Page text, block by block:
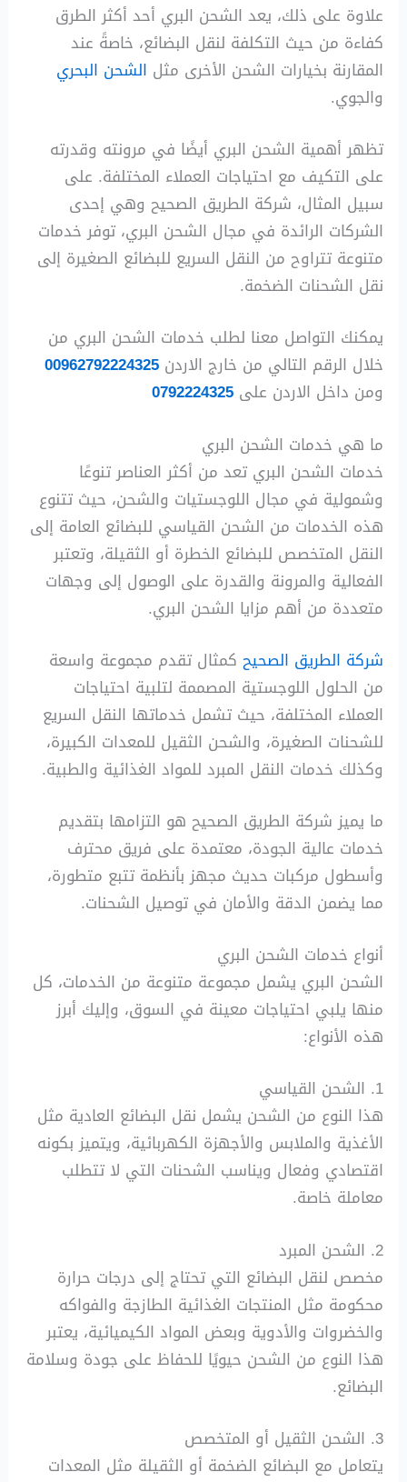
علاوة على ذلك، يعد الشحن البري أحد أكثر الطرق
كفاءة من حيث التكلفة لنقل البضائع، خاصةً عند
المقارنة بخيارات الشحن الأخرى مثل الشحن البحري
والجوي.
تظهر أهمية الشحن البري أيضًا في مرونته وقدرته
على التكيف مع احتياجات العملاء المختلفة. على
سبيل المثال، شركة الطريق الصحيح وهي إحدى
الشركات الرائدة في مجال الشحن البري، توفر خدمات
متنوعة تتراوح من النقل السريع للبضائع الصغيرة إلى
نقل الشحنات الضخمة.
يمكنك التواصل معنا لطلب خدمات الشحن البري من
خلال الرقم التالي من خارج الاردن00962792224325
ومن داخل الاردن على0792224325
ما هي خدمات الشحن البري
خدمات الشحن البري تعد من أكثر العناصر تنوعًا
وشمولية في مجال اللوجستيات والشحن، حيث تتنوع
هذه الخدمات من الشحن القياسي للبضائع العامة إلى
النقل المتخصص للبضائع الخطرة أو الثقيلة، وتعتبر
الفعالية والمرونة والقدرة على الوصول إلى وجهات
متعددة من أهم مزايا الشحن البري.
شركة الطريق الصحيح كمثال تقدم مجموعة واسعة
من الحلول اللوجستية المصممة لتلبية احتياجات
العملاء المختلفة، حيث تشمل خدماتها النقل السريع
للشحنات الصغيرة، والشحن الثقيل للمعدات الكبيرة،
وكذلك خدمات النقل المبرد للمواد الغذائية والطبية.
ما يميز شركة الطريق الصحيح هو التزامها بتقديم
خدمات عالية الجودة، معتمدة على فريق محترف
وأسطول مركبات حديث مجهز بأنظمة تتبع متطورة،
مما يضمن الدقة والأمان في توصيل الشحنات.
أنواع خدمات الشحن البري
الشحن البري يشمل مجموعة متنوعة من الخدمات، كل
منها يلبي احتياجات معينة في السوق، وإليك أبرز
هذه الأنواع:
1. الشحن القياسي
هذا النوع من الشحن يشمل نقل البضائع العادية مثل
الأغذية والملابس والأجهزة الكهربائية، ويتميز بكونه
اقتصادي وفعال ويناسب الشحنات التي لا تتطلب
معاملة خاصة.
2. الشحن المبرد
مخصص لنقل البضائع التي تحتاج إلى درجات حرارة
محكومة مثل المنتجات الغذائية الطازجة والفواكه
والخضروات والأدوية وبعض المواد الكيميائية، يعتبر
هذا النوع من الشحن حيويًا للحفاظ على جودة وسلامة
البضائع.
3. الشحن الثقيل أو المتخصص
يتعامل مع البضائع الضخمة أو الثقيلة مثل المعدات